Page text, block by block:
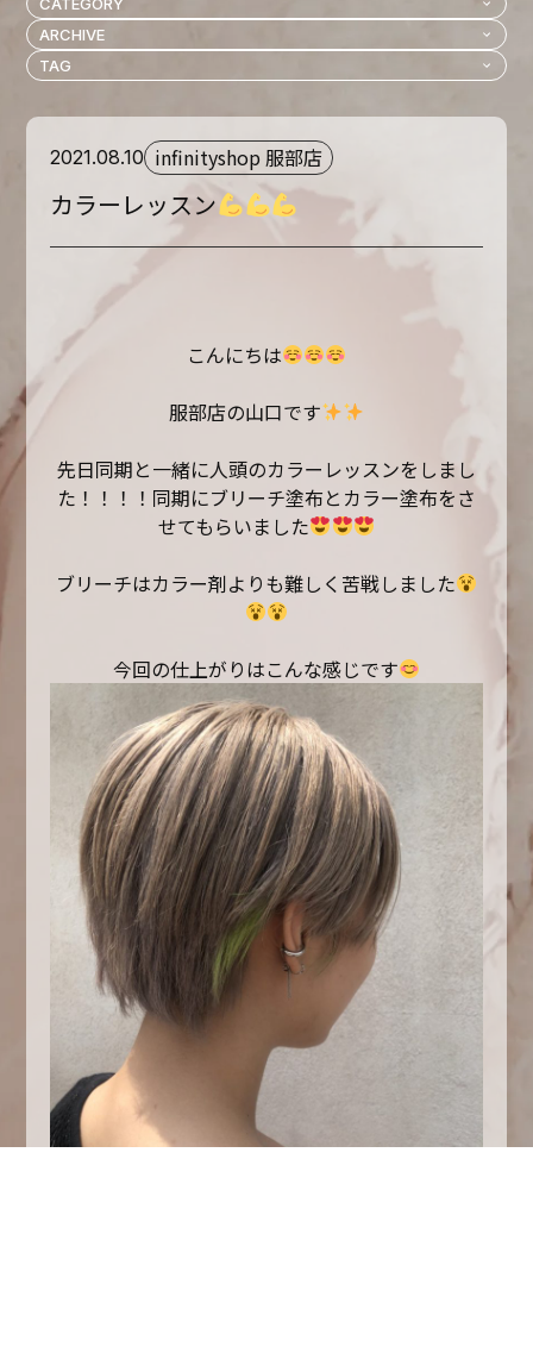
2021.08.10 infinityshop 服部店
カラーレッスン
こんにちは
服部店の山口です
先日同期と一緒に人頭のカラーレッスンをしまし
た！！！！同期にブリーチ塗布とカラー塗布をさ
せてもらいました
ブリーチはカラー剤よりも難しく苦戦しました
今回の仕上がりはこんな感じです